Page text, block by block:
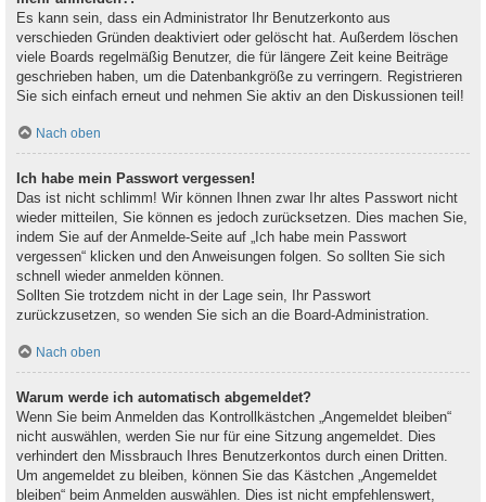
Es kann sein, dass ein Administrator Ihr Benutzerkonto aus
verschieden Gründen deaktiviert oder gelöscht hat. Außerdem löschen
viele Boards regelmäßig Benutzer, die für längere Zeit keine Beiträge
geschrieben haben, um die Datenbankgröße zu verringern. Registrieren
Sie sich einfach erneut und nehmen Sie aktiv an den Diskussionen teil!
Nach oben
Ich habe mein Passwort vergessen!
Das ist nicht schlimm! Wir können Ihnen zwar Ihr altes Passwort nicht
wieder mitteilen, Sie können es jedoch zurücksetzen. Dies machen Sie,
indem Sie auf der Anmelde-Seite auf „Ich habe mein Passwort
vergessen“ klicken und den Anweisungen folgen. So sollten Sie sich
schnell wieder anmelden können.
Sollten Sie trotzdem nicht in der Lage sein, Ihr Passwort
zurückzusetzen, so wenden Sie sich an die Board-Administration.
Nach oben
Warum werde ich automatisch abgemeldet?
Wenn Sie beim Anmelden das Kontrollkästchen „Angemeldet bleiben“
nicht auswählen, werden Sie nur für eine Sitzung angemeldet. Dies
verhindert den Missbrauch Ihres Benutzerkontos durch einen Dritten.
Um angemeldet zu bleiben, können Sie das Kästchen „Angemeldet
bleiben“ beim Anmelden auswählen. Dies ist nicht empfehlenswert,